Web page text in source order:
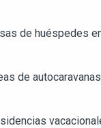
de huéspedes
de autocaravanas
fauna y
la flora y la